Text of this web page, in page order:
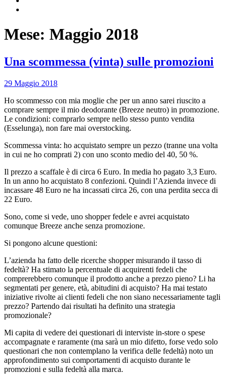
Mese: Maggio 2018
Una scommessa (vinta) sulle promozioni
29 Maggio 2018
Ho scommesso con mia moglie che per un anno sarei riuscito a
comprare sempre il mio deodorante (Breeze neutro) in promozione.
Le condizioni: comprarlo sempre nello stesso punto vendita
(Esselunga), non fare mai overstocking.
Scommessa vinta: ho acquistato sempre un pezzo (tranne una volta
in cui ne ho comprati 2) con uno sconto medio del 40, 50 %.
Il prezzo a scaffale è di circa 6 Euro. In media ho pagato 3,3 Euro.
In un anno ho acquistato 8 confezioni. Quindi l’Azienda invece di
incassare 48 Euro ne ha incassati circa 26, con una perdita secca di
22 Euro.
Sono, come si vede, uno shopper fedele e avrei acquistato
comunque Breeze anche senza promozione.
Si pongono alcune questioni:
L’azienda ha fatto delle ricerche shopper misurando il tasso di
fedeltà? Ha stimato la percentuale di acquirenti fedeli che
comprerebbero comunque il prodotto anche a prezzo pieno? Li ha
segmentati per genere, età, abitudini di acquisto? Ha mai testato
iniziative rivolte ai clienti fedeli che non siano necessariamente tagli
prezzo? Partendo dai risultati ha definito una strategia
promozionale?
Mi capita di vedere dei questionari di interviste in-store o spese
accompagnate e raramente (ma sarà un mio difetto, forse vedo solo
questionari che non contemplano la verifica delle fedeltà) noto un
approfondimento sui comportamenti di acquisto durante le
promozioni e sulla fedeltà alla marca.